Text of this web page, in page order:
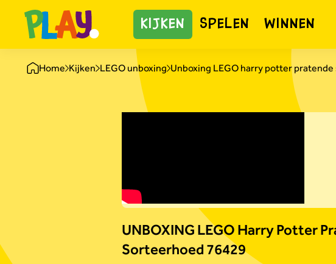
KIJKEN SPELEN WINNEN
Home Kijken LEGO unboxing Unboxing LEGO harry potter
UNBOXING LEGO Harry Potter
Sorteerhoed 76429